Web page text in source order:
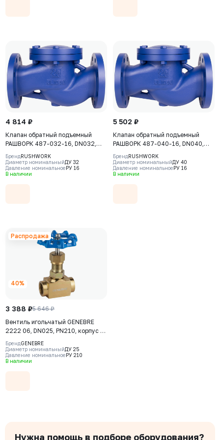
4 814 ₽
Клапан обратный подъемный
РАШВОРК 487-032-16, DN032,
PN16, корпус - GJL-250 (GG25),
диск - угл. сталь AISI420, седло -
угл. сталь AISI420, Ф/Ф
БрендRUSHWORK
Диаметр номинальныйДУ 32
Давление номинальноеРУ 16
В наличии
5 502 ₽
Клапан обратный подъемный
РАШВОРК 487-040-16, DN040,
PN16, корпус - GJL-250 (GG25),
диск - угл. сталь AISI420, седло -
угл. сталь AISI420, Ф/Ф
БрендRUSHWORK
Диаметр номинальныйДУ 40
Давление номинальноеРУ 16
В наличии
Распродажа
3 388 ₽5 646 ₽
40%
Вентиль игольчатый GENEBRE
2222 06, DN025, PN210, корпус -
угл.сталь A105, запорный клапан
- нерж.сталь A182 F6, уплотнение
- угл.сталь A105, ВР/ВР, резьба
БрендGENEBRE
Диаметр номинальныйДУ 25
Давление номинальноеРУ 210
В наличии
Нужна помощь в подборе оборудования?